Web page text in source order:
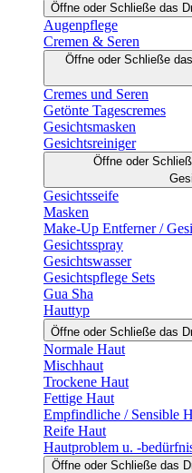
Öffne oder Schließe das
Augenpflege
Cremen & Seren
Öffne oder Schließe
Cremes und Seren
Getönte Tagescremes
Gesichtsmasken
Gesichtsreiniger
Öffne oder
Gesichtsseife
Masken
Make-Up Entferner /
Gesichtsspray
Gesichtswasser
Gesichtspflege Sets
Gua Sha
Hauttyp
Öffne oder Schließe das
Normale Haut
Mischhaut
Trockene Haut
Fettige Haut
Empfindliche / Sensible
Reife Haut
Hautproblem u. -
Öffne oder Schließe das